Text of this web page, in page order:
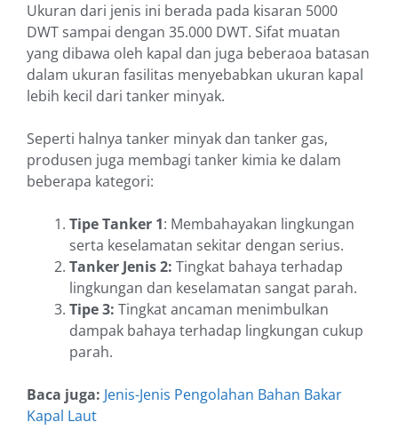
Ukuran dari jenis ini berada pada kisaran 5000
DWT sampai dengan 35.000 DWT. Sifat muatan
yang dibawa oleh kapal dan juga beberaoa batasan
dalam ukuran fasilitas menyebabkan ukuran kapal
lebih kecil dari tanker minyak.
Seperti halnya tanker minyak dan tanker gas,
produsen juga membagi tanker kimia ke dalam
beberapa kategori:
Tipe Tanker 1: Membahayakan lingkungan
serta keselamatan sekitar dengan serius.
Tanker Jenis 2: Tingkat bahaya terhadap
lingkungan dan keselamatan sangat parah.
Tipe 3: Tingkat ancaman menimbulkan
dampak bahaya terhadap lingkungan cukup
parah.
Baca juga: Jenis-Jenis Pengolahan Bahan Bakar
Kapal Laut